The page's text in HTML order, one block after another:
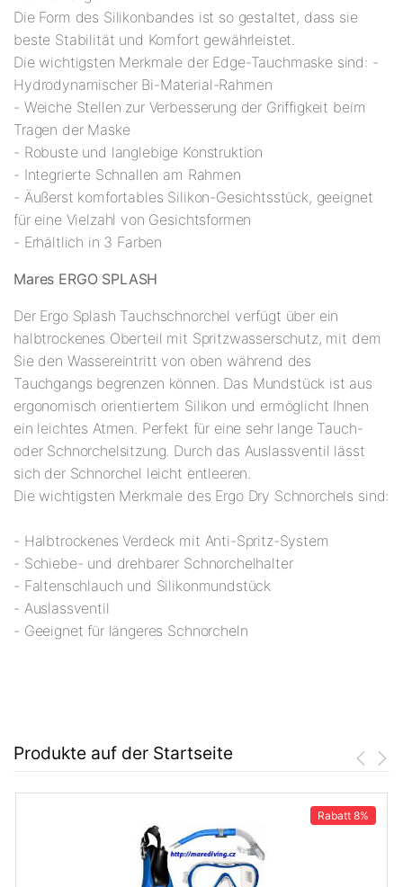
Die Form des Silikonbandes ist so gestaltet, dass sie
beste Stabilität und Komfort gewährleistet.
Die wichtigsten Merkmale der Edge-Tauchmaske sind: -
Hydrodynamischer Bi-Material-Rahmen
- Weiche Stellen zur Verbesserung der Griffigkeit beim
Tragen der Maske
- Robuste und langlebige Konstruktion
- Integrierte Schnallen am Rahmen
- Äußerst komfortables Silikon-Gesichtsstück, geeignet
für eine Vielzahl von Gesichtsformen
- Erhältlich in 3 Farben
Mares ERGO SPLASH
Der Ergo Splash Tauchschnorchel verfügt über ein
halbtrockenes Oberteil mit Spritzwasserschutz, mit dem
Sie den Wassereintritt von oben während des
Tauchgangs begrenzen können. Das Mundstück ist aus
ergonomisch orientiertem Silikon und ermöglicht Ihnen
ein leichtes Atmen. Perfekt für eine sehr lange Tauch-
oder Schnorchelsitzung. Durch das Auslassventil lässt
sich der Schnorchel leicht entleeren.
Die wichtigsten Merkmale des Ergo Dry Schnorchels sind:
- Halbtrockenes Verdeck mit Anti-Spritz-System
- Schiebe- und drehbarer Schnorchelhalter
- Faltenschlauch und Silikonmundstück
- Auslassventil
- Geeignet für längeres Schnorcheln
Produkte auf der Startseite
Rabatt 8%